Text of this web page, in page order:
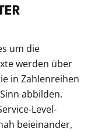
um die
werden über
in Zahlenreihen
abbilden.
Level-
beieinander,